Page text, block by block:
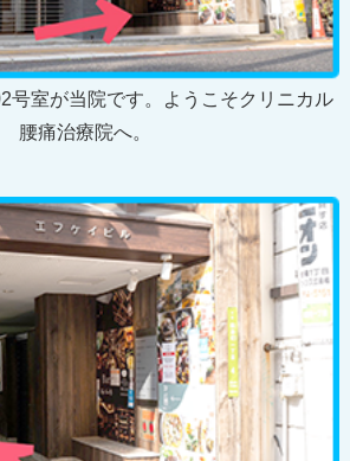
号室が当院です。ようこそクリニカル
腰痛治療院へ。